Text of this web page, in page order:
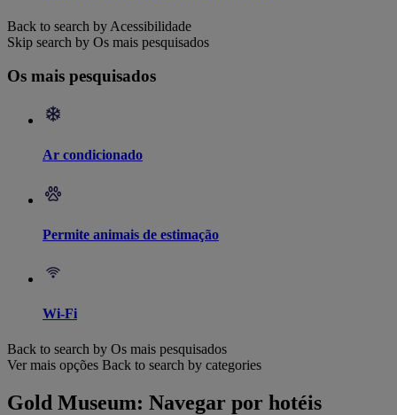
Back to search by Acessibilidade
Skip search by Os mais pesquisados
Os mais pesquisados
Ar condicionado
Permite animais de estimação
Wi-Fi
Back to search by Os mais pesquisados
Ver mais opções Back to search by categories
Gold Museum: Navegar por hotéis